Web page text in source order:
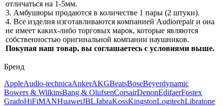
отличаться на 1-5мм.
3. Амбушюры продаются в количестве 1 пары (2 штуки).
4. Все изделия изготавливаются компанией Audiorepair и она
не имеет каких-либо торговых марок, которые являются
собственностью оригинальной компании наушников.
Покупая наш товар, вы соглашаетесь с условиями выше.
Бренд
AppleAudio-technicaAnkerAKGBeatsBoseBeyerdynamic
Bowers & WilkinsBang & OlufsenCorsairDenonEdifaerFostex
GradoHiFiMANHuaweiJBLJabraKossKingstonLogitechLibratone